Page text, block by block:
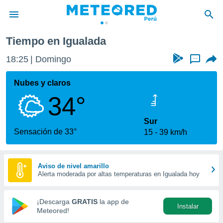
de
ha sido
calidad.
a este
las
y
forma
digital
basada
Tiempo en Igualada
18:25 Domingo ...
Nubes y claros
34°
Sensación de 33°
Sur
15
39 km/h
Aviso de nivel amarillo
Alerta moderada por altas temperaturas en Igualada hoy
¡Descarga GRATIS la app de
Meteored!
Instalar